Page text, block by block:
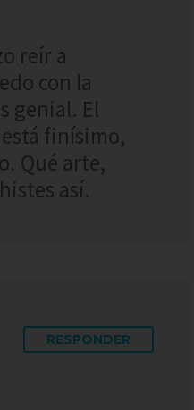
reír a
con la
genial. El
finísimo,
Qué arte,
así.
RESPONDER